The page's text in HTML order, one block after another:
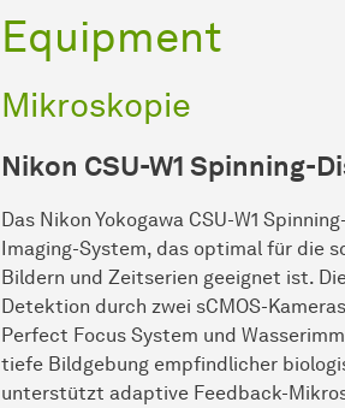
Equipment
Mikroskopie
Nikon CSU-W1 Spinning-
Das Nikon Yokogawa CSU-W1
Imaging-System, das optimal für die
Bildern und Zeitserien geeignet ist.
Detektion durch zwei sCMOS-
Perfect Focus System und
tiefe Bildgebung empfindlicher
unterstützt adaptive Feedback-